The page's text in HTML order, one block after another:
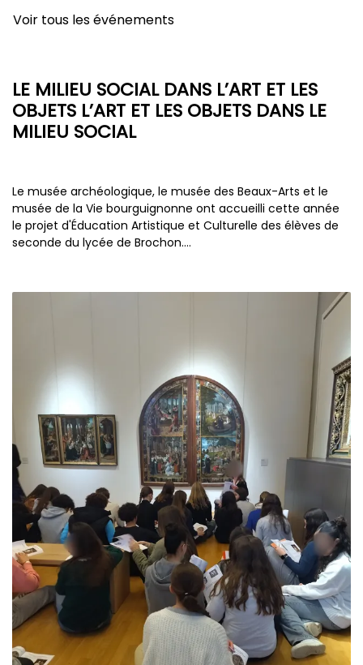
Voir tous les événements
LE MILIEU SOCIAL DANS L’ART ET LES
OBJETS L’ART ET LES OBJETS DANS LE
MILIEU SOCIAL
Le musée archéologique, le musée des Beaux-Arts et le
musée de la Vie bourguignonne ont accueilli cette année
le projet d'Éducation Artistique et Culturelle des élèves de
seconde du lycée de Brochon.…